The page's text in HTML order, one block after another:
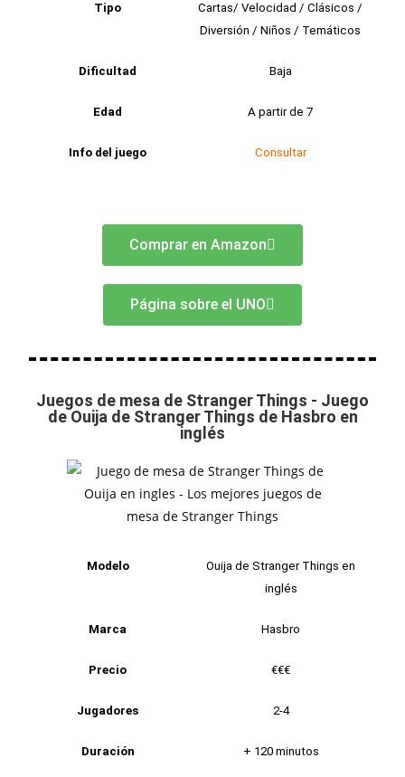
Tipo
Cartas/ Velocidad / Clásicos /
Diversión / Niños / Temáticos
Dificultad Baja
Edad A partir de 7
Info del juego Consultar
Comprar en Amazon
Página sobre el UNO
Juegos de mesa de Stranger Things - Juego
de Ouija de Stranger Things de Hasbro en
inglés
Modelo
Ouija de Stranger Things en
inglés
Marca Hasbro
Precio €€€
Jugadores 2-4
Duración + 120 minutos